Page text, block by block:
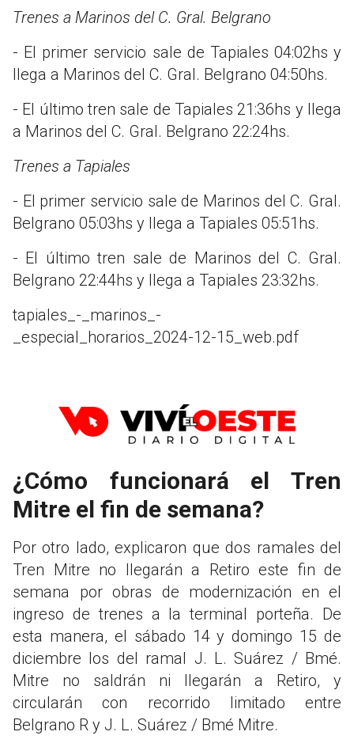
Trenes a Marinos del C. Gral. Belgrano
- El primer servicio sale de Tapiales 04:02hs y
llega a Marinos del C. Gral. Belgrano 04:50hs.
- El último tren sale de Tapiales 21:36hs y llega
a Marinos del C. Gral. Belgrano 22:24hs.
Trenes a Tapiales
- El primer servicio sale de Marinos del C. Gral.
Belgrano 05:03hs y llega a Tapiales 05:51hs.
- El último tren sale de Marinos del C. Gral.
Belgrano 22:44hs y llega a Tapiales 23:32hs.
tapiales_-_marinos_-
_especial_horarios_2024-12-15_web.pdf
¿Cómo funcionará el Tren
Mitre el fin de semana?
Por otro lado, explicaron que dos ramales del
Tren Mitre no llegarán a Retiro este fin de
semana por obras de modernización en el
ingreso de trenes a la terminal porteña. De
esta manera, el sábado 14 y domingo 15 de
diciembre los del ramal J. L. Suárez / Bmé.
Mitre no saldrán ni llegarán a Retiro, y
circularán con recorrido limitado entre
Belgrano R y J. L. Suárez / Bmé Mitre.